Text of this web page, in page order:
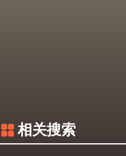
相关搜索